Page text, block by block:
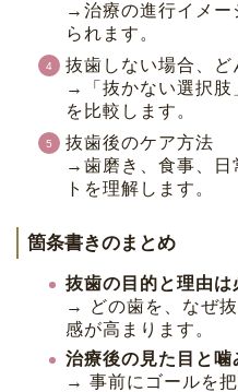
→治療の進行イメー
られます。
抜歯しない場合、
→「抜かない選択肢
を比較します。
抜歯後のケア方法
→歯磨き、食事、日
トを理解します。
箇条書きのまとめ
抜歯の目的と理由は
→ どの歯を、なぜ
感が高まります。
治療後の見た目と
→ 事前にゴールを